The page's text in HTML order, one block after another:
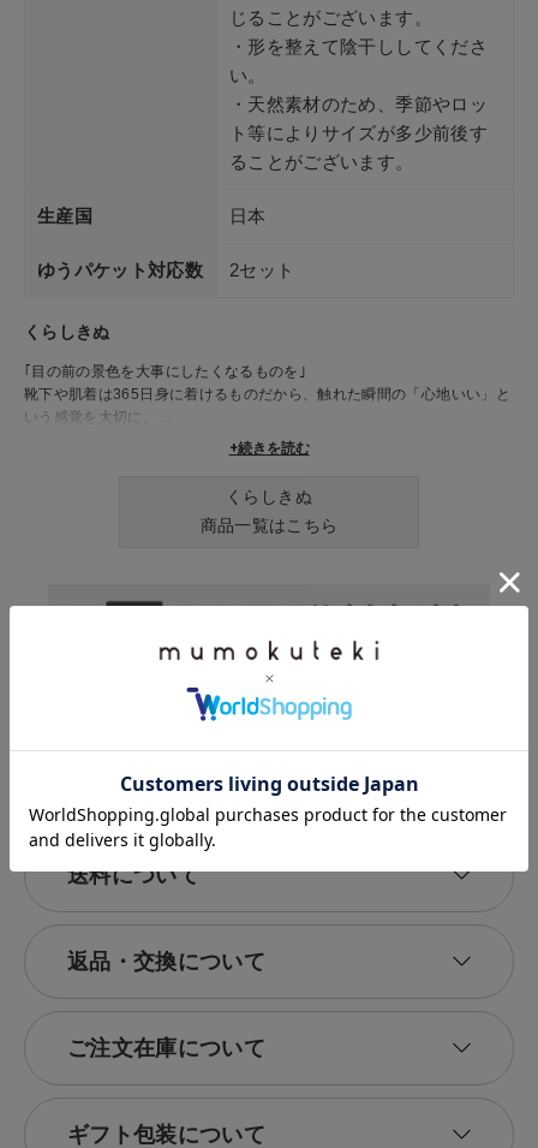
じることがございます。
・形を整えて陰干ししてくださ
い。
・天然素材のため、季節やロッ
ト等によりサイズが多少前後す
ることがございます。
生産国 日本
ゆうパケット対応数 2セット
くらしきぬ
｢目の前の景色を大事にしたくなるものを｣
靴下や肌着は365日身に着けるものだから、触れた瞬間の「心地いい」と
いう感覚を大切に。
せわしない日常の中で、体だけでなく心もふわっと温まるものをお届けし
+続きを読む
くらしきぬ
商品一覧はこちら
送料について
返品・交換について
ご注文在庫について
ギフト包装について